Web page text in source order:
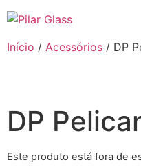
Início / Acessórios / DP
DP
Este produto está fora de